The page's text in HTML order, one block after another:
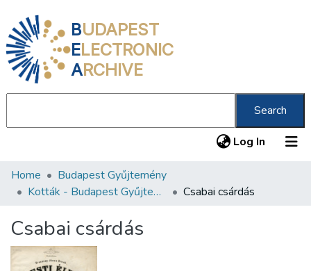
BUDAPEST
ELECTRONIC
ARCHIVE
Search
Log In (current)
Communities & Collections
Statistics
About us
Home
Budapest Gyűjtemény
Kották - Budapest Gyűjtemény
Csabai csárdás
Csabai csárdás